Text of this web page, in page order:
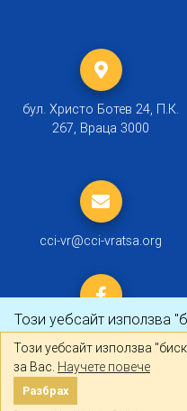
Този уебсайт използва
оптимално за Вас.
Разбрах
Този уебсайт използва
за Вас. Научете повече
Разбрах
бул. Христо Ботев 24, П.К.
267, Враца 3000
cci-vr@cci-vratsa.org
© 2019 ТПП Враца |